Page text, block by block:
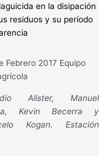
en la disipación
residuos y su período
Febrero 2017 Equipo
Alister, Manuel
Kevin Becerra y
Kogan. Estación